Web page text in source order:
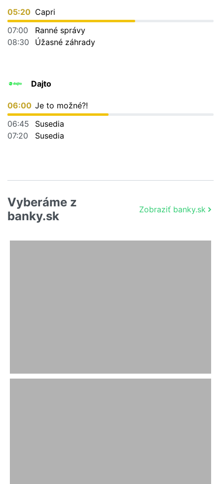
05:20 Capri
07:00
Ranné správy
08:30
Úžasné záhrady
Dajto
06:00 Je to možné?!
06:45
Susedia
07:20
Susedia
Vyberáme z
banky.sk
Zobraziť banky.sk